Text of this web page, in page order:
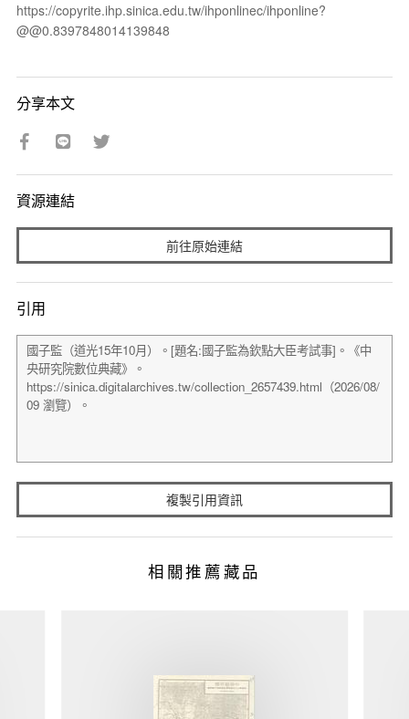
https://copyrite.ihp.sinica.edu.tw/ihponlinec/ihponline?
@@0.8397848014139848
分享本文
資源連結
前往原始連結
引用
複製引用資訊
相關推薦藏品